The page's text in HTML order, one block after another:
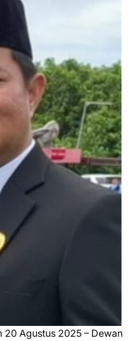
20 Agustus 2025 – Dewan